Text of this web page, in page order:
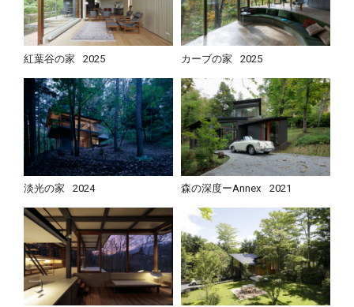
紅葉谷の家 2025 カーブの家 2025
淡光の家 2024 森の深度ーAnnex 2021